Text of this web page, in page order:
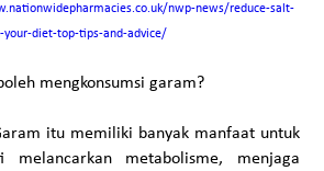
nwp-news/reduce-salt-
your-diet-top-tips-and-advice/
mengkonsumsi garam?
itu memiliki banyak manfaat untuk
metabolisme, menjaga